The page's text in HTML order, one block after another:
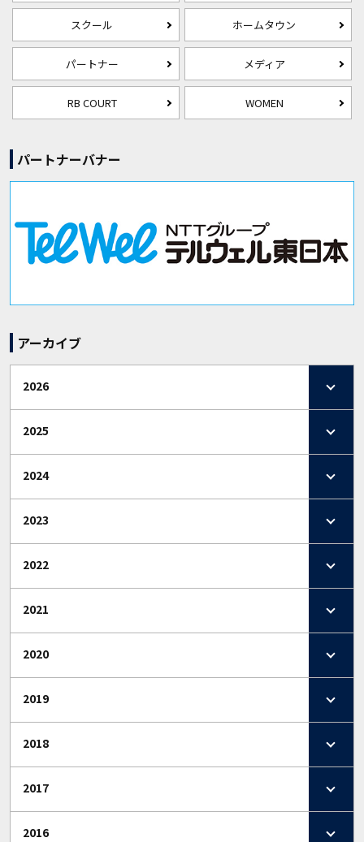
スクール ホームタウン
パートナー メディア
RB COURT WOMEN
パートナーバナー
アーカイブ
2026
2025
2024
2023
2022
2021
2020
2019
2018
2017
2016